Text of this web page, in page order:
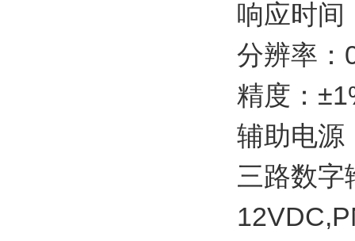
响应时间
分辨率：
精度：
辅助电源
三路数字